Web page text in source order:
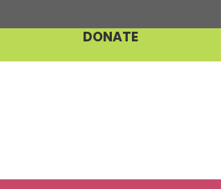
DONATE